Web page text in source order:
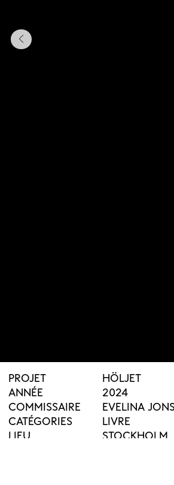
PROJET
HÖLJET
ANNÉE
2024
COMMISSAIRE
EVELINA
CATÉGORIES
LIVRE
LIEU
STOCKHOLM